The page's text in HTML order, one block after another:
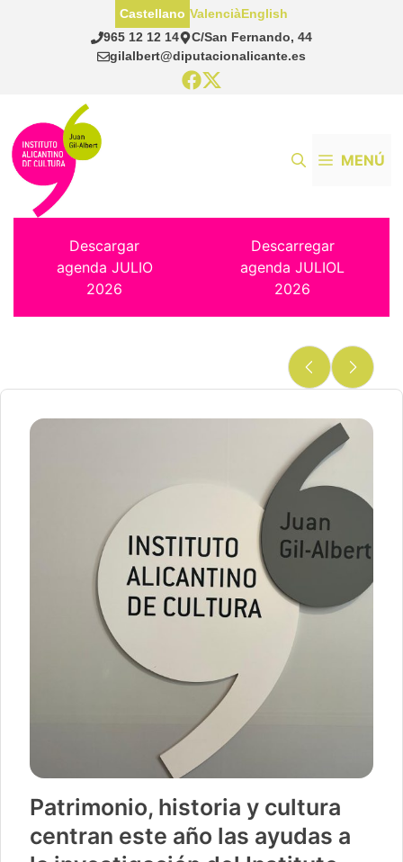
965 12 12 14
C/San Fernando, 44
gilalbert@diputacionalicante.es
Castellano ValenciàEnglish
MENÚ
Descargar
agenda JULIO
2026
Descarregar
agenda JULIOL
2026
Patrimonio, historia y cultura
centran este año las ayudas a